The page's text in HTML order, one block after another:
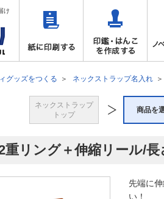
け
グッズをつくる ネックストラップ名入れ
ネックストラップ
トップ
商品を
重リング＋伸縮リール/
先端に
い！